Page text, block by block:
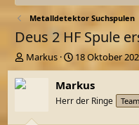
Metalldetektor Suchspulen
Deus 2 HF Spule
E
r
s
Markus
E
r
s
e
18 Oktober
Markus
Herr der Ringe